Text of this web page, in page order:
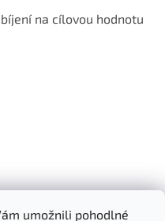
umožnili pohodlné
na cílovou hodnotu